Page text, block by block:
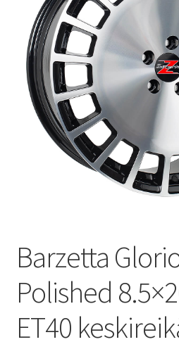
Auton renkaat
Yhteystiedot
Barzetta
Polished
ET40